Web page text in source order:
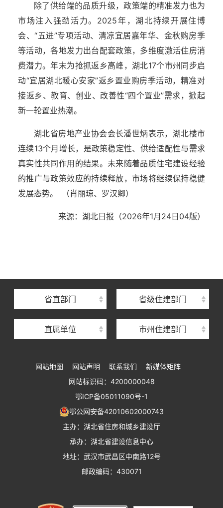
除了供给端的品质升级，政策端的精准发力也为
市场注入强劲活力。2025年，湖北持续开展住博
会、“五进”专项活动、清凉宜居嘉年华、金秋购房季
等活动，各地发力出台配套政策，多维度激活住房消
费潜力。年末为抢抓返乡高峰，湖北17个市州同步启
动“宜居湖北暖心安家”返乡置业购房季活动，精准对
接返乡、教育、创业、改善性“四个置业”需求，掀起
新一轮置业热潮。
湖北省房地产业协会会长潘世炳表示，湖北楼市
连续13个月增长，是政策稳定性、供给适配性与需求
真实性共同作用的结果。未来随着品质住宅建设经验
的推广与政策效应的持续释放，市场将继续保持稳健
发展态势。 （肖丽琼、罗汉卿）
来源：湖北日报（2026年1月24日04版）
省直部门 省级住建部门
直属单位
湖北省住房保障中心
湖北省建设工程质量安全监督总站
湖北省建设工程标准定额管理总站
湖北省住建厅执业资格注册中心
湖北省城乡建设发展中心
湖北城市建设职业技术学院
市州住建部门
网站地图 网站声明 联系我们
新媒体矩阵
网站标识码：4200000048
鄂ICP备05011090号-1
鄂公网安备42010602000743
主办：湖北省住房和城乡建设厅
承办：湖北省建设信息中心
地址：武汉市武昌区中南路12号
邮政编码：430071